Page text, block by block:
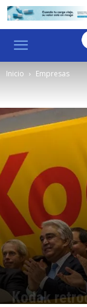
Inicio Empresas
Kodak